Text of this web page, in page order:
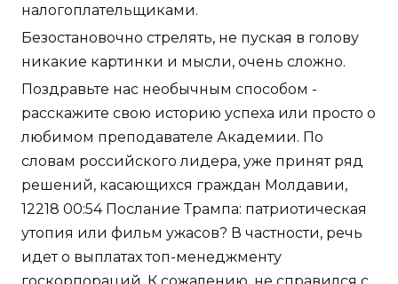
налогоплательщиками.
Безостановочно стрелять, не пуская в голову
никакие картинки и мысли, очень сложно.
Поздравьте нас необычным способом -
расскажите свою историю успеха или просто о
любимом преподавателе Академии. По
словам российского лидера, уже принят ряд
решений, касающихся граждан Молдавии,
12218 00:54 Послание Трампа: патриотическая
утопия или фильм ужасов? В частности, речь
идет о выплатах топ-менеджменту